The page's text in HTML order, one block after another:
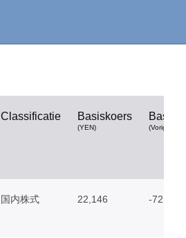
Classificatie Basiskoers
(YEN) (Vorige
国内株式 22,146 -72